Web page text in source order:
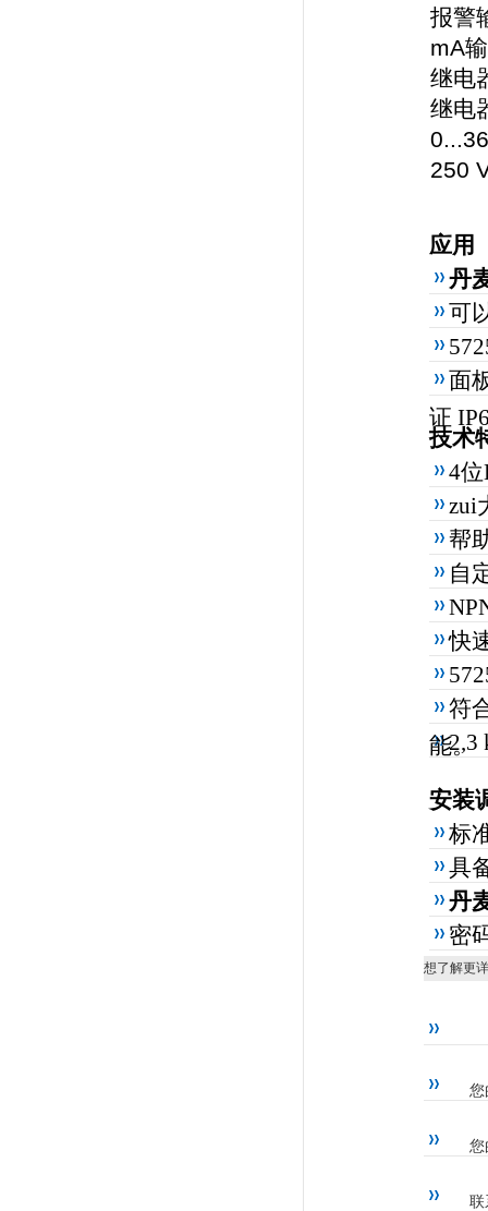
报警
mA
继电
继电
250
应用
丹
可
面
证
技术
4
zui
帮
自
快
符
能。
2,3
安装
标
具
丹
密
想了解更
您
您
联